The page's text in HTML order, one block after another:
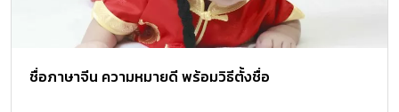
ชื่อภาษาจีน ความหมายดี พร้อมวิธีตั้งชื่อ